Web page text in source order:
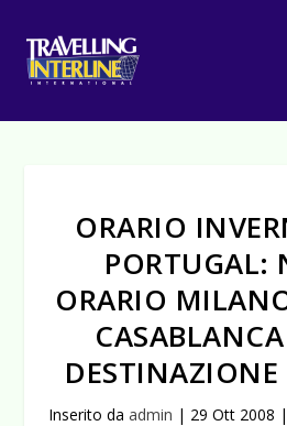
ORARIO
PORTUGAL:
ORARIO
Inserito da admin | 29 Ott 2008 |